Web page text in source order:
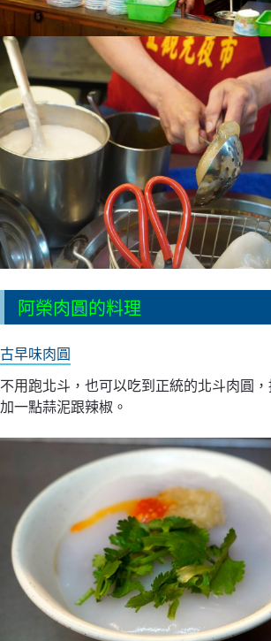
阿榮肉圓的料理
古早味肉圓
不用跑北斗，也可以吃到正統的北斗肉圓
加一點蒜泥跟辣椒。